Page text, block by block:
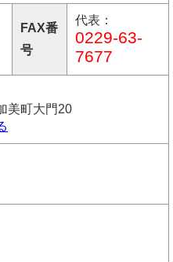
FAX番
号
代表：
0229-63-
7677
美町大門20